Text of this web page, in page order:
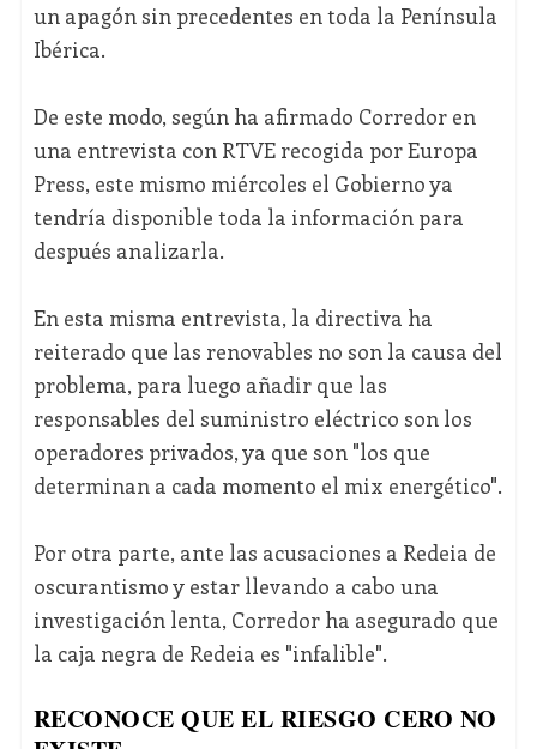
un apagón sin precedentes en toda la Península
Ibérica.
De este modo, según ha afirmado Corredor en
una entrevista con RTVE recogida por Europa
Press, este mismo miércoles el Gobierno ya
tendría disponible toda la información para
después analizarla.
En esta misma entrevista, la directiva ha
reiterado que las renovables no son la causa del
problema, para luego añadir que las
responsables del suministro eléctrico son los
operadores privados, ya que son "los que
determinan a cada momento el mix energético".
Por otra parte, ante las acusaciones a Redeia de
oscurantismo y estar llevando a cabo una
investigación lenta, Corredor ha asegurado que
la caja negra de Redeia es "infalible".
RECONOCE QUE EL RIESGO CERO NO